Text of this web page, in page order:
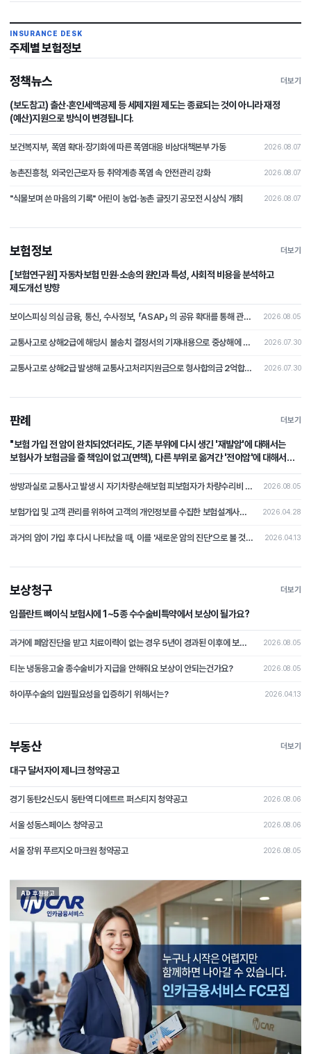
INSURANCE DESK
주제별 보험정보
정책뉴스 더보기
(보도참고) 출산·혼인세액공제 등 세제지원 제도는 종료되는 것이 아니라 재정
(예산)지원으로 방식이 변경됩니다.
보건복지부, 폭염 확대·장기화에 따른 폭염대응 비상대책본부 가동 2026.08.07
농촌진흥청, 외국인근로자 등 취약계층 폭염 속 안전관리 강화 2026.08.07
"식물보며 쓴 마음의 기록" 어린이 농업·농촌 글짓기 공모전 시상식 개최 2026.08.07
보험정보 더보기
[보험연구원] 자동차보험 민원·소송의 원인과 특성, 사회적 비용을 분석하고
제도개선 방향
보이스피싱 의심 금융, 통신, 수사정보, 「ASAP」 의 공유 확대를 통해 관계기관 공동 활용 체계 마련 2026.08.05
교통사고로 상해2급에 해당시 불송치 결정서의 기재내용으로 중상해에 해당하지 않는다는 부분의 주장을 철회하고 형사합의로 본 분쟁조정사례[제2026-4호] 2026.07.30
교통사고로 상해2급 발생해 교통사고처리지원금으로 형사합의금 2억합의후 불송치시 형사합의에 대한 쟁점 논쟁이 된 분쟁조정사례 [제2026-3호] 2026.07.30
판례 더보기
"보험 가입 전 암이 완치되었더라도, 기존 부위에 다시 생긴 '재발암'에 대해서는
보험사가 보험금을 줄 책임이 없고(면책), 다른 부위로 옮겨간 '전이암'에 대해서는
쌍방과실로 교통사고 발생 시 자기차량손해보험 피보험자가 차량수리비 중 자기부담금 상당액을 보상받지 못하였는데, 상대차량의 보험자를 상대로 자기부담금 상당의 손해배상을 청구한 사건 2026.08.05
보험가입 및 고객 관리를 위하여 고객의 개인정보를 수집한 보험설계사가 개인정보처리자에 해당하는지 여부가 문제 된 사건 2026.04.28
과거의 암이 가입 후 다시 나타났을 때, 이를 '새로운 암의 진단'으로 볼 것인지 아니면 '과거 사고의 연장(재발)'으로 보아 면책할 것인가? 2026.04.13
보상청구 더보기
임플란트 뼈이식 보험시에 1~5종 수수술비특약에서 보상이 될가요?
과거에 폐암진단을 받고 치료이력이 없는 경우 5년이 경과된 이후에 보험가입시 폐암이 발병될 경우 보상이 가능할가요? 2026.08.05
티눈 냉동응고술 종수술비가 지급을 안해줘요 보상이 안되는건가요? 2026.08.05
하이푸수술의 입원필요성을 입증하기 위해서는? 2026.04.13
부동산 더보기
대구 달서자이 제니크 청약공고
경기 동탄2신도시 동탄역 디에트르 퍼스티지 청약공고 2026.08.06
서울 성동스페이스 청약공고 2026.08.06
서울 장위 푸르지오 마크원 청약공고 2026.08.05
AD 후원광고